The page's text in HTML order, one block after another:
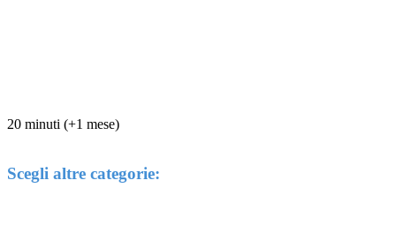
20 minuti (+1 mese)
Scegli altre categorie: